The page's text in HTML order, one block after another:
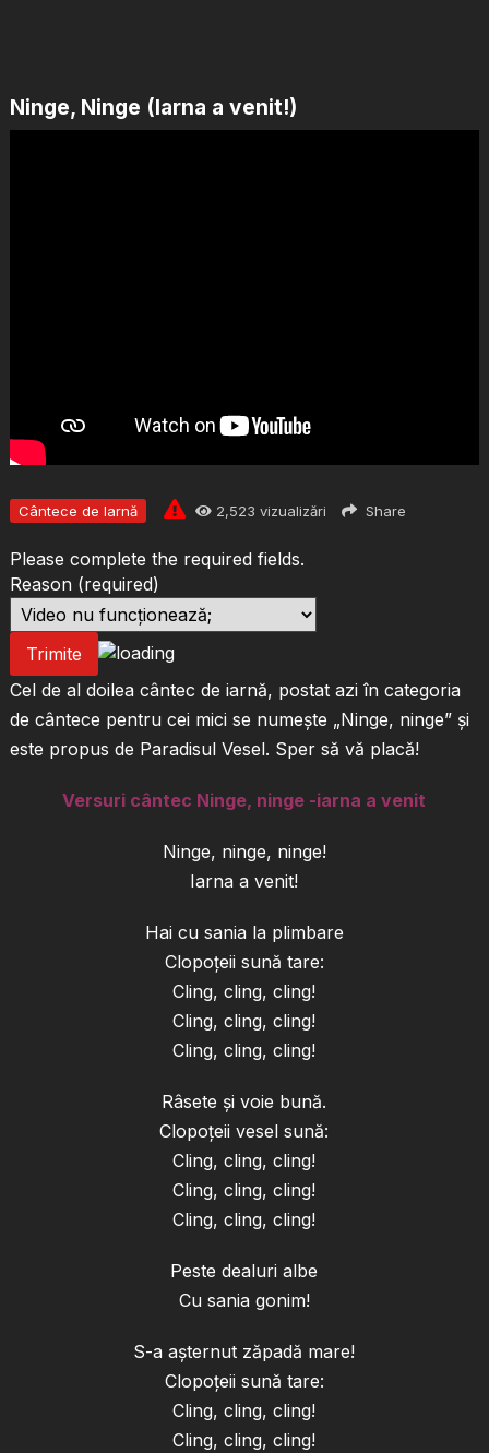
Ninge, Ninge (Iarna a venit!)
Cântece de Iarnă 2,523 vizualizări Share
Please complete the required fields.
Reason (required)
Trimite
Cel de al doilea cântec de iarnă, postat azi în categoria
de cântece pentru cei mici se numește „Ninge, ninge” și
este propus de Paradisul Vesel. Sper să vă placă!
Versuri cântec Ninge, ninge -iarna a venit
Ninge, ninge, ninge!
Iarna a venit!
Hai cu sania la plimbare
Clopoțeii sună tare:
Cling, cling, cling!
Cling, cling, cling!
Cling, cling, cling!
Râsete și voie bună.
Clopoțeii vesel sună:
Cling, cling, cling!
Cling, cling, cling!
Cling, cling, cling!
Peste dealuri albe
Cu sania gonim!
S-a așternut zăpadă mare!
Clopoțeii sună tare:
Cling, cling, cling!
Cling, cling, cling!